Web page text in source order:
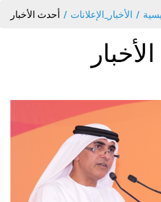
الأخبار_الإعلانات أحدث الأخبار